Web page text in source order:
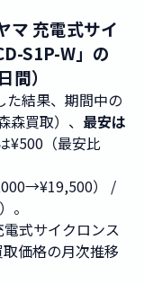
マ 充電式サイ
S1P-W」の
）
た結果、期間中の
森買取）、 最安は
¥500（最安比
） /
。
電式サイクロンス
価格の月次推移